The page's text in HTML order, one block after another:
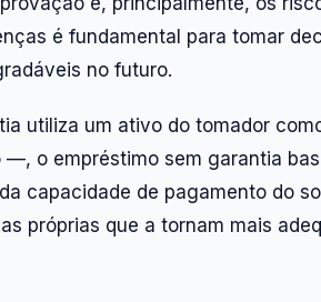
é fundamental para tomar
no futuro.
utiliza um ativo do tomador
o empréstimo sem garantia
capacidade de pagamento do
próprias que a tornam mais